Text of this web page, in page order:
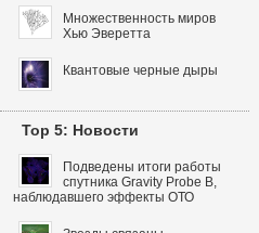
Множественность миров
Хью Эверетта
Квантовые черные дыры
Top 5: Новости
Подведены итоги работы
спутника Gravity Probe B,
наблюдавшего эффекты ОТО